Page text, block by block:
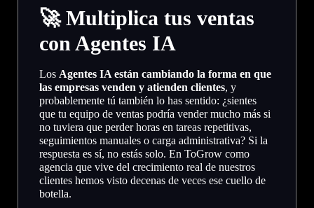
🚀 Multiplica tus ventas
con Agentes IA
Los Agentes IA están cambiando la forma en que
las empresas venden y atienden clientes, y
probablemente tú también lo has sentido: ¿sientes
que tu equipo de ventas podría vender mucho más si
no tuviera que perder horas en tareas repetitivas,
seguimientos manuales o carga administrativa? Si la
respuesta es sí, no estás solo. En ToGrow como
agencia que vive del crecimiento real de nuestros
clientes hemos visto decenas de veces ese cuello de
botella.